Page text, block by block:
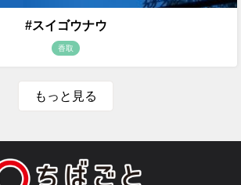
#スイゴウナウ
香取
もっと見る